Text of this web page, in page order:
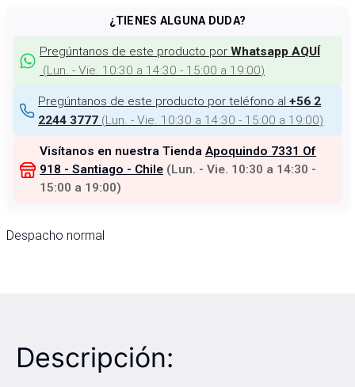
¿TIENES ALGUNA DUDA?
Pregúntanos de este producto por Whatsapp AQUÍ
(Lun. - Vie. 10:30 a 14:30 - 15:00 a 19:00)
Pregúntanos de este producto por teléfono al +56 2
2244 3777 (Lun. - Vie. 10:30 a 14:30 - 15:00 a 19:00)
Visítanos en nuestra Tienda Apoquindo 7331 Of
918 - Santiago - Chile (Lun. - Vie. 10:30 a 14:30 -
15:00 a 19:00)
Despacho normal
Descripción: